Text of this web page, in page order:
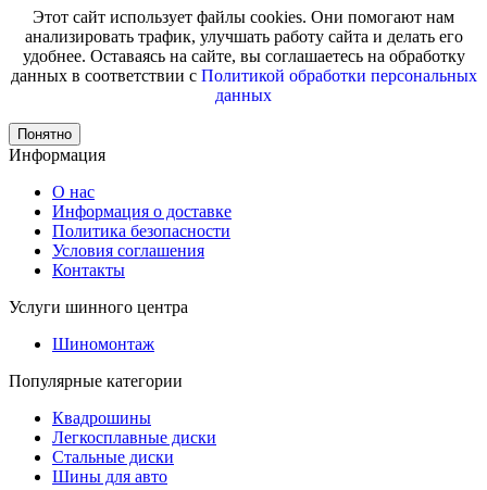
Этот сайт использует файлы cookies. Они помогают нам
анализировать трафик, улучшать работу сайта и делать его
удобнее. Оставаясь на сайте, вы соглашаетесь на обработку
данных в соответствии с Политикой обработки персональных
данных
Понятно
Информация
О нас
Информация о доставке
Политика безопасности
Условия соглашения
Контакты
Услуги шинного центра
Шиномонтаж
Популярные категории
Квадрошины
Легкосплавные диски
Стальные диски
Шины для авто